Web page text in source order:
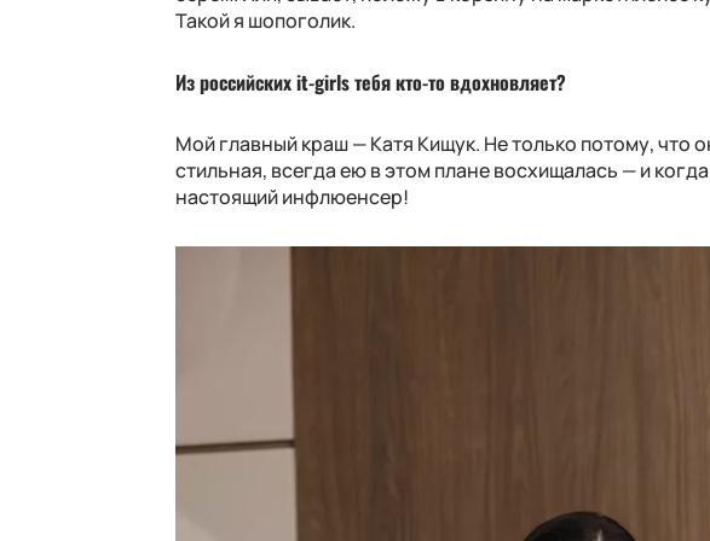
Такой я шопоголик.
Из российских it-girls тебя кто-то вдохновляет?
Мой главный краш — Катя Кищук. Не только потому, что
стильная, всегда ею в этом плане восхищалась — и
настоящий инфлюенсер!